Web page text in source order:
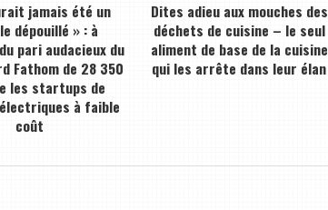
jamais été un
dépouillé » : à
pari audacieux du
Fathom de 28 350
les startups de
à faible
coût
Dites adieu aux mouches des
déchets de cuisine – le seul
aliment de base de la cuisine
qui les arrête dans leur élan